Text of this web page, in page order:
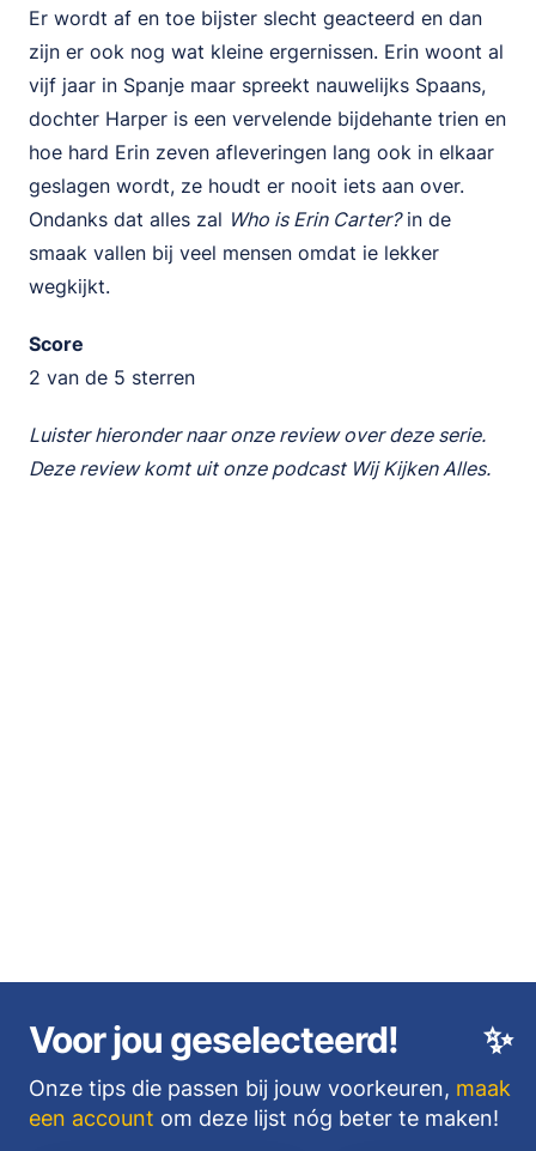
Er wordt af en toe bijster slecht geacteerd en dan
zijn er ook nog wat kleine ergernissen. Erin woont al
vijf jaar in Spanje maar spreekt nauwelijks Spaans,
dochter Harper is een vervelende bijdehante trien en
hoe hard Erin zeven afleveringen lang ook in elkaar
geslagen wordt, ze houdt er nooit iets aan over.
Ondanks dat alles zal Who is Erin Carter?in de
smaak vallen bij veel mensen omdat ie lekker
wegkijkt.
Score
2 van de 5 sterren
Luister hieronder naar onze review over deze serie.
Deze review komt uit onze podcast Wij Kijken Alles.
✨
Voor jou geselecteerd!
Onze tips die passen bij jouw voorkeuren, maak
een account om deze lijst nóg beter te maken!